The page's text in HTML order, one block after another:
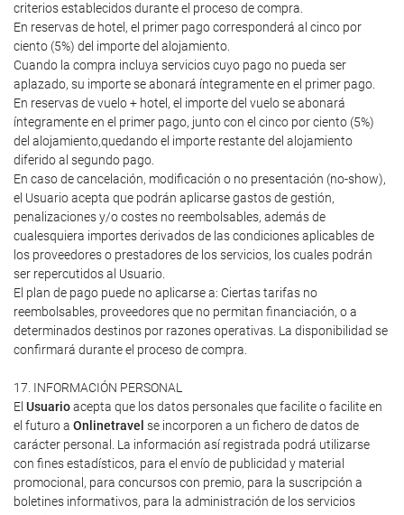
criterios establecidos durante el proceso de compra.
En reservas de hotel, el primer pago corresponderá al cinco por
ciento (5%) del importe del alojamiento.
Cuando la compra incluya servicios cuyo pago no pueda ser
aplazado, su importe se abonará íntegramente en el primer pago.
En reservas de vuelo + hotel, el importe del vuelo se abonará
íntegramente en el primer pago, junto con el cinco por ciento (5%)
del alojamiento,quedando el importe restante del alojamiento
diferido al segundo pago.
En caso de cancelación, modificación o no presentación (no-show),
el Usuario acepta que podrán aplicarse gastos de gestión,
penalizaciones y/o costes no reembolsables, además de
cualesquiera importes derivados de las condiciones aplicables de
los proveedores o prestadores de los servicios, los cuales podrán
ser repercutidos al Usuario.
El plan de pago puede no aplicarse a: Ciertas tarifas no
reembolsables, proveedores que no permitan financiación, o a
determinados destinos por razones operativas. La disponibilidad se
confirmará durante el proceso de compra.
17. INFORMACIÓN PERSONAL
El Usuarioacepta que los datos personales que facilite o facilite en
el futuro a Onlinetravel se incorporen a un fichero de datos de
carácter personal. La información así registrada podrá utilizarse
con fines estadísticos, para el envío de publicidad y material
promocional, para concursos con premio, para la suscripción a
boletines informativos, para la administración de los servicios